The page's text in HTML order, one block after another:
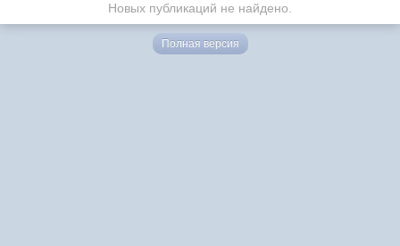
Новых публикаций не найдено.
Полная версия